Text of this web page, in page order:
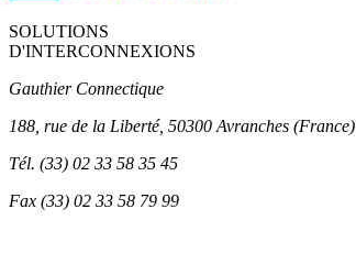
SOLUTIONS
D'INTERCONNEXIONS
Gauthier Connectique
188, rue de la Liberté, 50300 Avranches (France)
Tél. (33) 02 33 58 35 45
Fax (33) 02 33 58 79 99